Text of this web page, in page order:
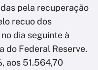
pela recuperação
recuo dos
dia seguinte à
do Federal Reserve.
, aos 51.564,70